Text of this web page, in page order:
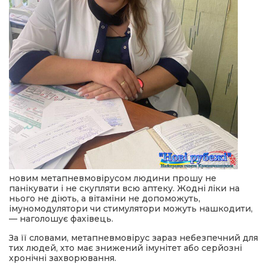
новим метапневмовірусом людини прошу не
панікувати і не скупляти всю аптеку. Жодні ліки на
нього не діють, а вітаміни не допоможуть,
імуномодулятори чи стимулятори можуть нашкодити,
— наголошує фахівець.
За її словами, метапневмовірус зараз небезпечний для
тих людей, хто має знижений імунітет або серйозні
хронічні захворювання.